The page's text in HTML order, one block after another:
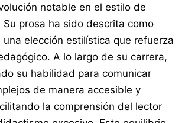
notable en el estilo de
Su prosa ha sido descrita como
elección estilística que refuerza
A lo largo de su carrera,
su habilidad para comunicar
de manera accesible y
la comprensión del lector